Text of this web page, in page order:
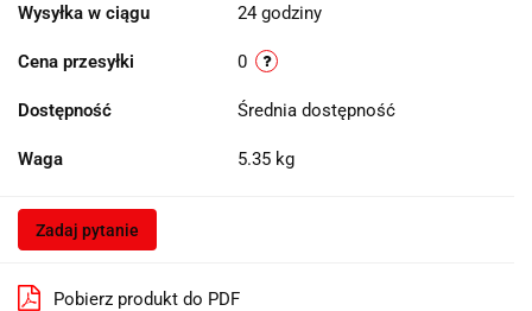
Wysyłka w ciągu 24 godziny
Cena przesyłki 0
Dostępność Średnia dostępność
Waga 5.35 kg
Zadaj pytanie
Pobierz produkt do PDF